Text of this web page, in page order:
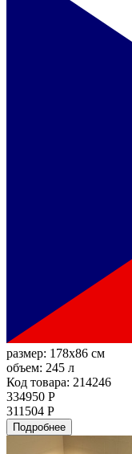
размер: 178x86 см
объем: 245 л
Код товара: 214246
334950 Р
311504 Р
Подробнее